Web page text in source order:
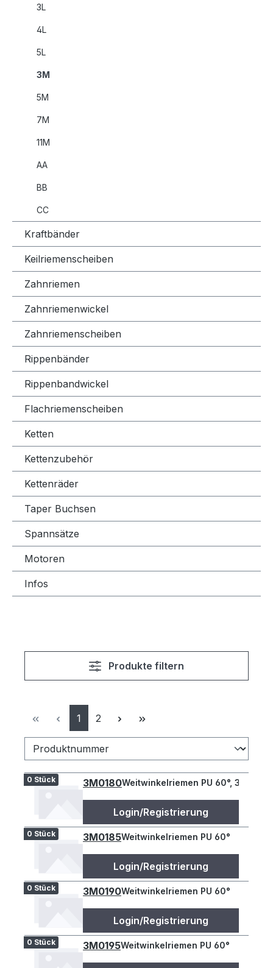
3L
4L
5L
3M
5M
7M
11M
AA
BB
CC
Kraftbänder
Keilriemenscheiben
Zahnriemen
Zahnriemenwickel
Zahnriemenscheiben
Rippenbänder
Rippenbandwickel
Flachriemenscheiben
Ketten
Kettenzubehör
Kettenräder
Taper Buchsen
Spannsätze
Motoren
Infos
Produkte filtern
Seite
1 Seite
2
0 Stück 3M0180Weitwinkelriemen PU 60°, 3M 180
Login/Registrierung
0 Stück 3M0185Weitwinkelriemen PU 60°
Login/Registrierung
0 Stück 3M0190Weitwinkelriemen PU 60°
Login/Registrierung
0 Stück 3M0195Weitwinkelriemen PU 60°